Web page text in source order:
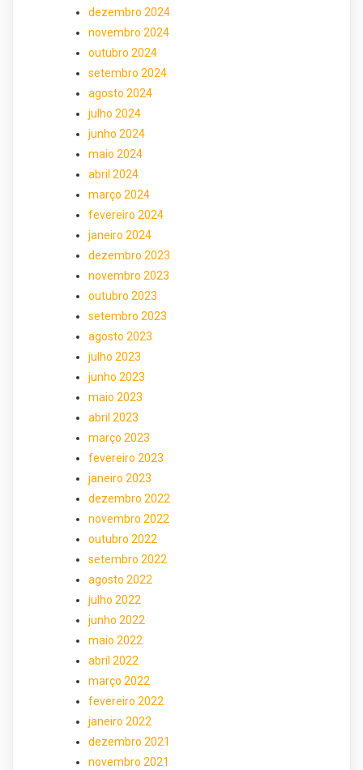
dezembro 2024
novembro 2024
outubro 2024
setembro 2024
agosto 2024
julho 2024
junho 2024
maio 2024
abril 2024
março 2024
fevereiro 2024
janeiro 2024
dezembro 2023
novembro 2023
outubro 2023
setembro 2023
agosto 2023
julho 2023
junho 2023
maio 2023
abril 2023
março 2023
fevereiro 2023
janeiro 2023
dezembro 2022
novembro 2022
outubro 2022
setembro 2022
agosto 2022
julho 2022
junho 2022
maio 2022
abril 2022
março 2022
fevereiro 2022
janeiro 2022
dezembro 2021
novembro 2021